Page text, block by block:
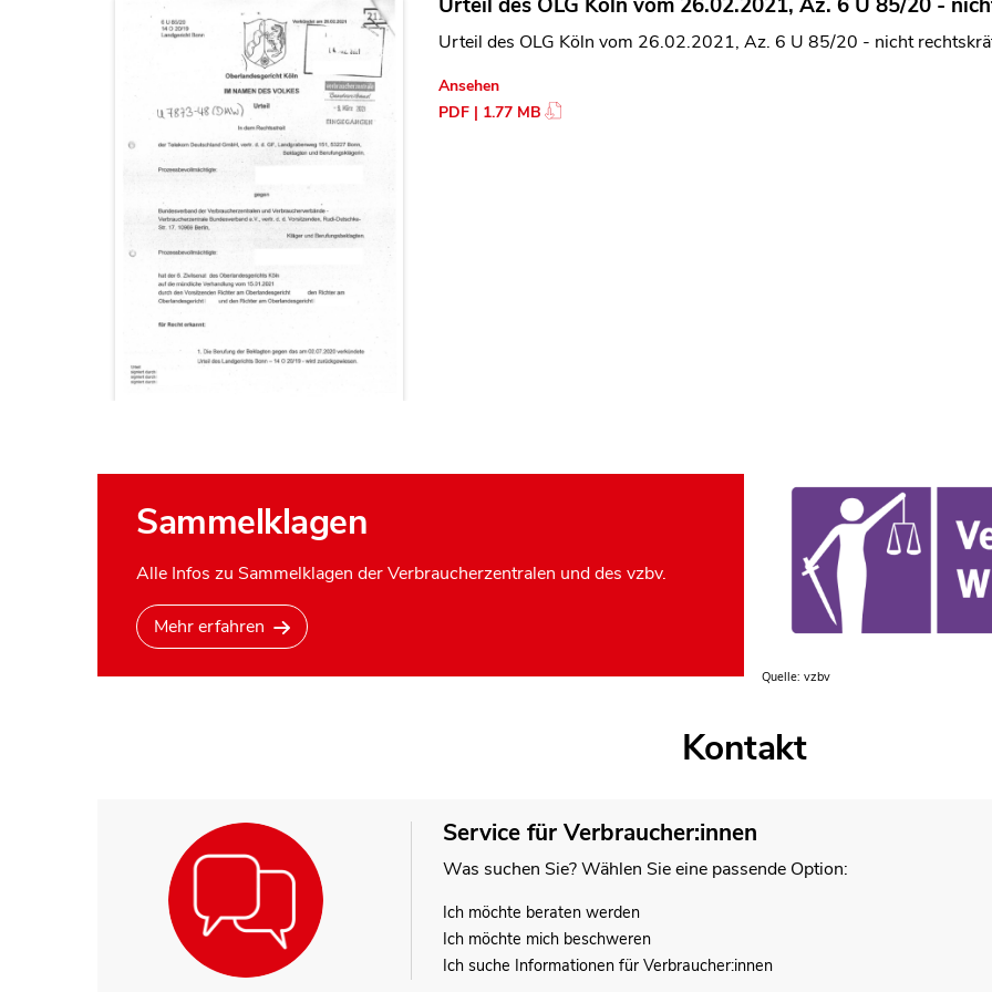
Urteil des OLG Köln vom 26.02.2021, Az. 6 U 85/20 -
Urteil des OLG Köln vom 26.02.2021, Az. 6 U 85/20 - nicht
Ansehen
PDF | 1.77 MB
Sammelklagen
Alle Infos zu Sammelklagen der Verbraucherzentralen und des vzbv.
Mehr erfahren
Quelle: vzbv
Kontakt
Service für Verbraucher:innen
Was suchen Sie? Wählen Sie eine passende Option:
Ich möchte beraten werden
Ich möchte mich beschweren
Ich suche Informationen für Verbraucher:innen